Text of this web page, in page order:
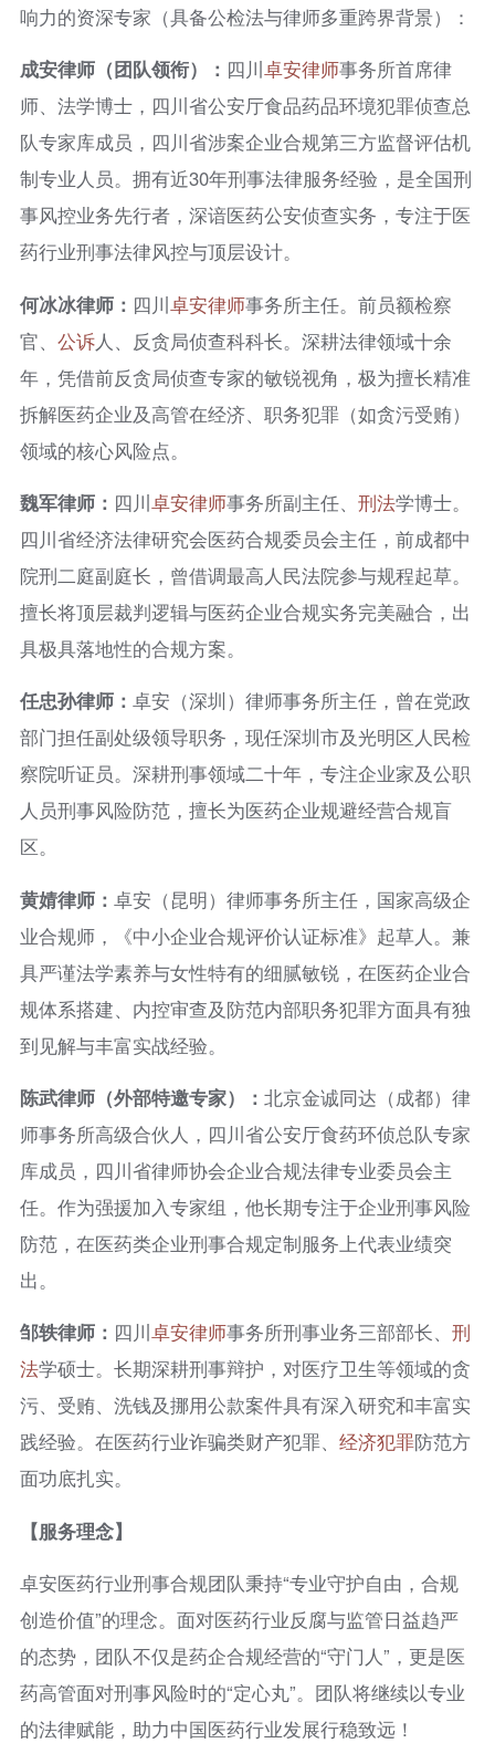
响力的资深专家（具备公检法与律师多重跨界背景）：
成安律师（团队领衔）： 四川卓安律师事务所首席律
师、法学博士，四川省公安厅食品药品环境犯罪侦查总
队专家库成员，四川省涉案企业合规第三方监督评估机
制专业人员。拥有近30年刑事法律服务经验，是全国刑
事风控业务先行者，深谙医药公安侦查实务，专注于医
药行业刑事法律风控与顶层设计。
何冰冰律师： 四川卓安律师事务所主任。前员额检察
官、 公诉人、反贪局侦查科科长。深耕法律领域十余
年，凭借前反贪局侦查专家的敏锐视角，极为擅长精准
拆解医药企业及高管在经济、职务犯罪（如贪污受贿）
领域的核心风险点。
魏军律师： 四川卓安律师事务所副主任、 刑法学博士。
四川省经济法律研究会医药合规委员会主任，前成都中
院刑二庭副庭长，曾借调最高人民法院参与规程起草。
擅长将顶层裁判逻辑与医药企业合规实务完美融合，出
具极具落地性的合规方案。
任忠孙律师： 卓安（深圳）律师事务所主任，曾在党政
部门担任副处级领导职务，现任深圳市及光明区人民检
察院听证员。深耕刑事领域二十年，专注企业家及公职
人员刑事风险防范，擅长为医药企业规避经营合规盲
区。
黄婧律师： 卓安（昆明）律师事务所主任，国家高级企
业合规师，《中小企业合规评价认证标准》起草人。兼
具严谨法学素养与女性特有的细腻敏锐，在医药企业合
规体系搭建、内控审查及防范内部职务犯罪方面具有独
到见解与丰富实战经验。
陈武律师（外部特邀专家）： 北京金诚同达（成都）律
师事务所高级合伙人，四川省公安厅食药环侦总队专家
库成员，四川省律师协会企业合规法律专业委员会主
任。作为强援加入专家组，他长期专注于企业刑事风险
防范，在医药类企业刑事合规定制服务上代表业绩突
出。
邹轶律师： 四川卓安律师事务所刑事业务三部部长、 刑
法学硕士。长期深耕刑事辩护，对医疗卫生等领域的贪
污、受贿、洗钱及挪用公款案件具有深入研究和丰富实
践经验。在医药行业诈骗类财产犯罪、 经济犯罪防范方
面功底扎实。
【服务理念】
卓安医药行业刑事合规团队秉持“专业守护自由，合规
创造价值”的理念。面对医药行业反腐与监管日益趋严
的态势，团队不仅是药企合规经营的“守门人”，更是医
药高管面对刑事风险时的“定心丸”。团队将继续以专业
的法律赋能，助力中国医药行业发展行稳致远！